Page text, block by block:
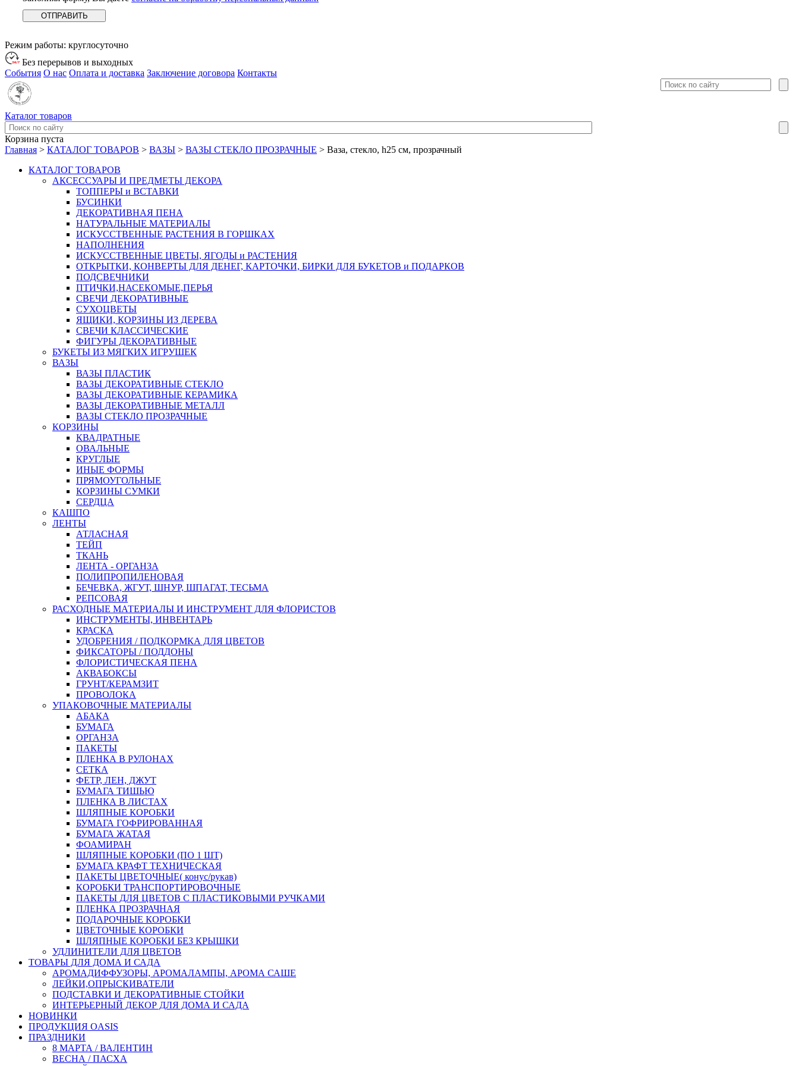
Режим работы: круглосуточно
Без перерывов и выходных
События О нас Оплата и доставка Заключение договора Контакты
Каталог товаров
Корзина пуста
Главная > КАТАЛОГ ТОВАРОВ > ВАЗЫ > ВАЗЫ СТЕКЛО ПРОЗРАЧНЫЕ > Ваза, стекло, h25 см, прозрачный
КАТАЛОГ ТОВАРОВ
АКСЕССУАРЫ И ПРЕДМЕТЫ ДЕКОРА
ТОППЕРЫ и ВСТАВКИ
БУСИНКИ
ДЕКОРАТИВНАЯ ПЕНА
НАТУРАЛЬНЫЕ МАТЕРИАЛЫ
ИСКУССТВЕННЫЕ РАСТЕНИЯ В ГОРШКАХ
НАПОЛНЕНИЯ
ИСКУССТВЕННЫЕ ЦВЕТЫ, ЯГОДЫ и РАСТЕНИЯ
ОТКРЫТКИ, КОНВЕРТЫ ДЛЯ ДЕНЕГ, КАРТОЧКИ, БИРКИ ДЛЯ БУКЕТОВ и ПОДАРКОВ
ПОДСВЕЧНИКИ
ПТИЧКИ,НАСЕКОМЫЕ,ПЕРЬЯ
СВЕЧИ ДЕКОРАТИВНЫЕ
СУХОЦВЕТЫ
ЯЩИКИ, КОРЗИНЫ ИЗ ДЕРЕВА
СВЕЧИ КЛАССИЧЕСКИЕ
ФИГУРЫ ДЕКОРАТИВНЫЕ
БУКЕТЫ ИЗ МЯГКИХ ИГРУШЕК
ВАЗЫ
ВАЗЫ ПЛАСТИК
ВАЗЫ ДЕКОРАТИВНЫЕ СТЕКЛО
ВАЗЫ ДЕКОРАТИВНЫЕ КЕРАМИКА
ВАЗЫ ДЕКОРАТИВНЫЕ МЕТАЛЛ
ВАЗЫ СТЕКЛО ПРОЗРАЧНЫЕ
КОРЗИНЫ
КВАДРАТНЫЕ
ОВАЛЬНЫЕ
КРУГЛЫЕ
ИНЫЕ ФОРМЫ
ПРЯМОУГОЛЬНЫЕ
КОРЗИНЫ СУМКИ
СЕРДЦА
КАШПО
ЛЕНТЫ
АТЛАСНАЯ
ТЕЙП
ТКАНЬ
ЛЕНТА - ОРГАНЗА
ПОЛИПРОПИЛЕНОВАЯ
БЕЧЕВКА, ЖГУТ, ШНУР, ШПАГАТ, ТЕСЬМА
РЕПСОВАЯ
РАСХОДНЫЕ МАТЕРИАЛЫ И ИНСТРУМЕНТ ДЛЯ ФЛОРИСТОВ
ИНСТРУМЕНТЫ, ИНВЕНТАРЬ
КРАСКА
УДОБРЕНИЯ / ПОДКОРМКА ДЛЯ ЦВЕТОВ
ФИКСАТОРЫ / ПОДДОНЫ
ФЛОРИСТИЧЕСКАЯ ПЕНА
АКВАБОКСЫ
ГРУНТ/КЕРАМЗИТ
ПРОВОЛОКА
УПАКОВОЧНЫЕ МАТЕРИАЛЫ
АБАКА
БУМАГА
ОРГАНЗА
ПАКЕТЫ
ПЛЕНКА В РУЛОНАХ
СЕТКА
ФЕТР, ЛЕН, ДЖУТ
БУМАГА ТИШЬЮ
ПЛЕНКА В ЛИСТАХ
ШЛЯПНЫЕ КОРОБКИ
БУМАГА ГОФРИРОВАННАЯ
БУМАГА ЖАТАЯ
ФОАМИРАН
ШЛЯПНЫЕ КОРОБКИ (ПО 1 ШТ)
БУМАГА КРАФТ ТЕХНИЧЕСКАЯ
ПАКЕТЫ ЦВЕТОЧНЫЕ( конус/рукав)
КОРОБКИ ТРАНСПОРТИРОВОЧНЫЕ
ПАКЕТЫ ДЛЯ ЦВЕТОВ С ПЛАСТИКОВЫМИ РУЧКАМИ
ПЛЕНКА ПРОЗРАЧНАЯ
ПОДАРОЧНЫЕ КОРОБКИ
ЦВЕТОЧНЫЕ КОРОБКИ
ШЛЯПНЫЕ КОРОБКИ БЕЗ КРЫШКИ
УДЛИНИТЕЛИ ДЛЯ ЦВЕТОВ
ТОВАРЫ ДЛЯ ДОМА И САДА
АРОМАДИФФУЗОРЫ, АРОМАЛАМПЫ, АРОМА САШЕ
ЛЕЙКИ,ОПРЫСКИВАТЕЛИ
ПОДСТАВКИ И ДЕКОРАТИВНЫЕ СТОЙКИ
ИНТЕРЬЕРНЫЙ ДЕКОР ДЛЯ ДОМА И САДА
НОВИНКИ
ПРОДУКЦИЯ OASIS
ПРАЗДНИКИ
8 МАРТА / ВАЛЕНТИН
ВЕСНА / ПАСХА